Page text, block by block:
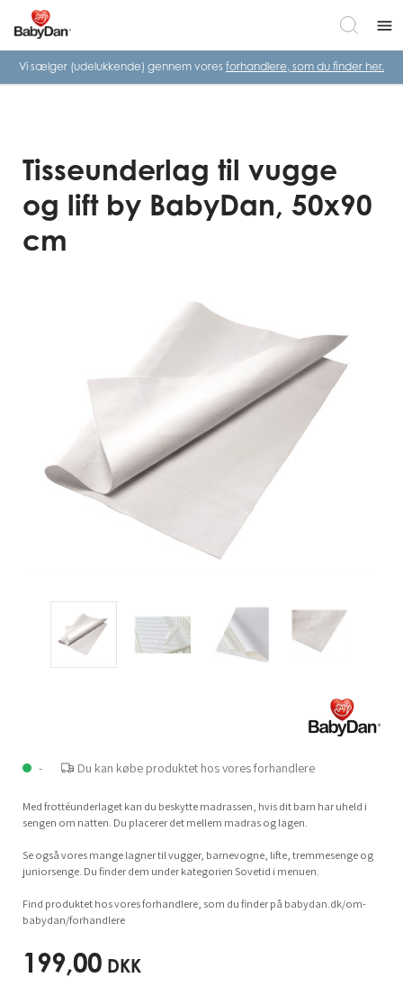
menu
Vi sælger (udelukkende) gennem vores forhandlere, som du finder her.
- Du kan købe produktet hos vores forhandlere
Med frottéunderlaget kan du beskytte madrassen, hvis dit barn har uheld i
sengen om natten. Du placerer det mellem madras og lagen.
Se også vores mange lagner til vugger, barnevogne, lifte, tremmesenge og
juniorsenge. Du finder dem under kategorien Sovetid i menuen.
Find produktet hos vores forhandlere, som du finder på babydan.dk/om-
babydan/forhandlere
199,00 DKK
Tisseunderlag til vugge
og lift by BabyDan, 50x90
cm